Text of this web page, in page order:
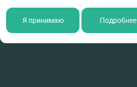
Я принимаю Подробнее